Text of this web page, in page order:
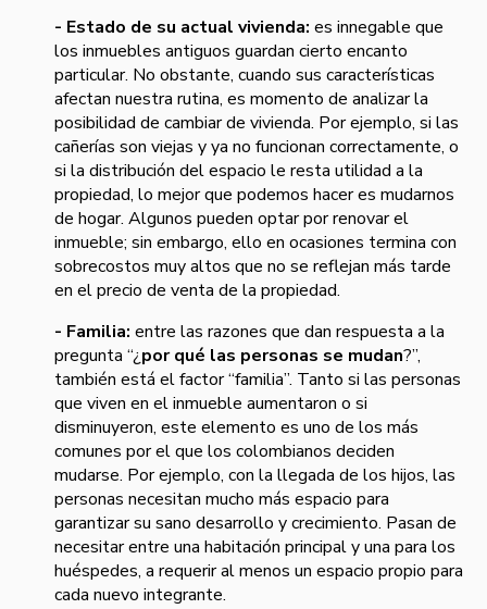
- Estado de su actual vivienda: es innegable que
los inmuebles antiguos guardan cierto encanto
particular. No obstante, cuando sus características
afectan nuestra rutina, es momento de analizar la
posibilidad de cambiar de vivienda. Por ejemplo, si las
cañerías son viejas y ya no funcionan correctamente, o
si la distribución del espacio le resta utilidad a la
propiedad, lo mejor que podemos hacer es mudarnos
de hogar. Algunos pueden optar por renovar el
inmueble; sin embargo, ello en ocasiones termina con
sobrecostos muy altos que no se reflejan más tarde
en el precio de venta de la propiedad.
- Familia: entre las razones que dan respuesta a la
pregunta “¿por qué las personas se mudan?”,
también está el factor “familia”. Tanto si las personas
que viven en el inmueble aumentaron o si
disminuyeron, este elemento es uno de los más
comunes por el que los colombianos deciden
mudarse. Por ejemplo, con la llegada de los hijos, las
personas necesitan mucho más espacio para
garantizar su sano desarrollo y crecimiento. Pasan de
necesitar entre una habitación principal y una para los
huéspedes, a requerir al menos un espacio propio para
cada nuevo integrante.